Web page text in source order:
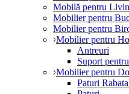
Mobilă pentru
Mobilier pentru
Mobilier pentru
Mobilier pentru
Antreuri
Suport
Mobilier pentru
Paturi